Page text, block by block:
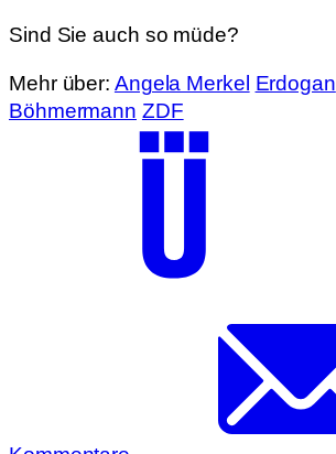
Sind Sie auch so müde?
Mehr über: Angela Merkel Erdogan
Böhmermann ZDF